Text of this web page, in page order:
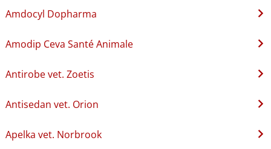
Amdocyl Dopharma
Amodip Ceva Santé Animale
Antirobe vet. Zoetis
Antisedan vet. Orion
Apelka vet. Norbrook